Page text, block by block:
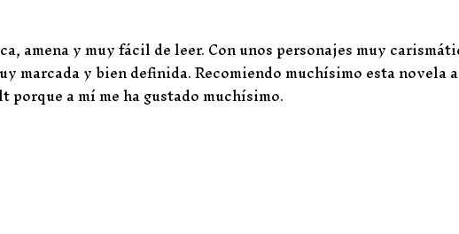
amena y muy fácil de leer. Con unos personajes muy
marcada y bien definida. Recomiendo muchísimo esta novela
a mí me ha gustado muchísimo.